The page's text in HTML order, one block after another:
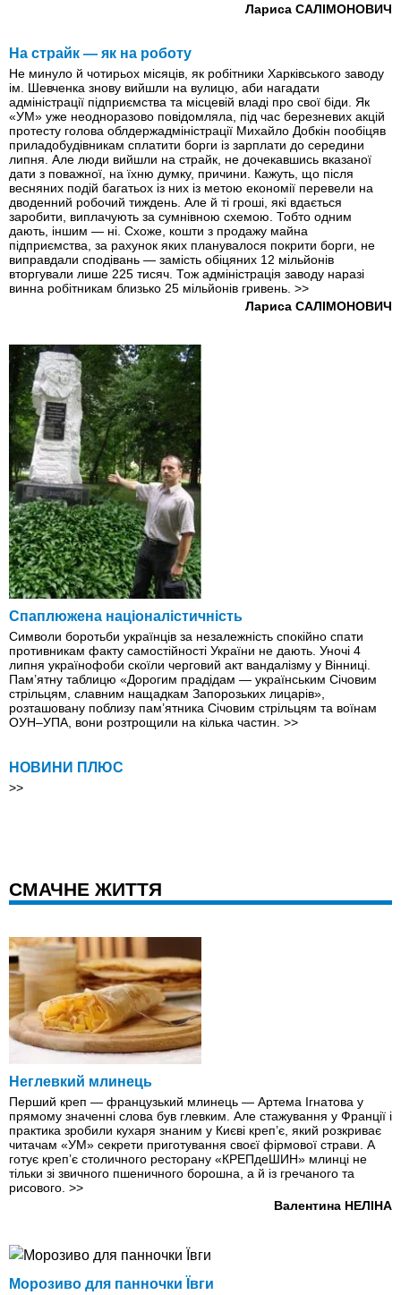
Лариса САЛІМОНОВИЧ
На страйк — як на роботу
Не минуло й чотирьох місяців, як робітники Харківського заводу
ім. Шевченка знову вийшли на вулицю, аби нагадати
адміністрації підприємства та місцевій владі про свої біди. Як
«УМ» уже неодноразово повідомляла, пiд час березневих акцій
протесту голова облдержадміністрації Михайло Добкін пообіцяв
приладобудівникам сплатити борги iз зарплати до середини
липня. Але люди вийшли на страйк, не дочекавшись вказаної
дати з поважної, на їхню думку, причини. Кажуть, що після
весняних подій багатьох із них iз метою економії перевели на
дводенний робочий тиждень. Але й ті гроші, які вдається
заробити, виплачують за сумнівною схемою. Тобто одним
дають, іншим — ні. Схоже, кошти з продажу майна
підприємства, за рахунок яких планувалося покрити борги, не
виправдали сподівань — замість обіцяних 12 мільйонів
вторгували лише 225 тисяч. Тож адміністрація заводу наразі
винна робітникам близько 25 мільйонів гривень. >>
Лариса САЛІМОНОВИЧ
Спаплюжена націоналістичність
Символи боротьби українців за незалежність спокійно спати
противникам факту самостійності України не дають. Уночі 4
липня українофоби скоїли черговий акт вандалізму у Вінниці.
Пам’ятну таблицю «Дорогим прадідам — українським Січовим
стрільцям, славним нащадкам Запорозьких лицарів»,
розташовану поблизу пам’ятника Січовим стрільцям та воїнам
ОУН–УПА, вони розтрощили на кілька частин. >>
НОВИНИ ПЛЮС
>>
СМАЧНЕ ЖИТТЯ
Неглевкий млинець
Перший креп — французький млинець — Артема Ігнатова у
прямому значенні слова був глевким. Але стажування у Франції і
практика зробили кухаря знаним у Києві креп’є, який розкриває
читачам «УМ» секрети приготування своєї фірмової страви. А
готує креп’є столичного ресторану «КРЕПдеШИН» млинці не
тільки зі звичного пшеничного борошна, а й із гречаного та
рисового. >>
Валентина НЕЛІНА
Морозиво для панночки Ївги